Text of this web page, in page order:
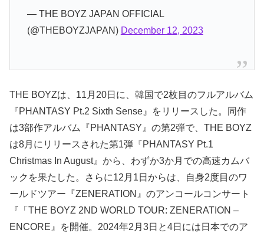
— THE BOYZ JAPAN OFFICIAL
(@THEBOYZJAPAN) December 12, 2023
THE BOYZは、11月20日に、韓国で2枚目のフルアルバム
『PHANTASY Pt.2 Sixth Sense』をリリースした。同作
は3部作アルバム『PHANTASY』の第2弾で、THE BOYZ
は8月にリリースされた第1弾『PHANTASY Pt.1
Christmas In August』から、わずか3か月での高速カムバ
ックを果たした。さらに12月1日からは、自身2度目のワ
ールドツアー『ZENERATION』のアンコールコンサート
『「THE BOYZ 2ND WORLD TOUR: ZENERATION –
ENCORE』を開催。2024年2月3日と4日には日本でのア